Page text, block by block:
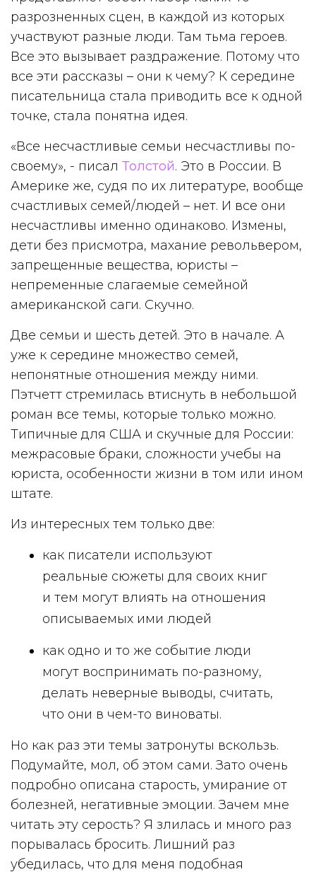
разрозненных сцен, в каждой из которых
участвуют разные люди. Там тьма героев.
Все это вызывает раздражение. Потому что
все эти рассказы – они к чему? К середине
писательница стала приводить все к одной
точке, стала понятна идея.
«Все несчастливые семьи несчастливы по-
своему», - писал Толстой. Это в России. В
Америке же, судя по их литературе, вообще
счастливых семей/людей – нет. И все они
несчастливы именно одинаково. Измены,
дети без присмотра, махание револьвером,
запрещенные вещества, юристы –
непременные слагаемые семейной
американской саги. Скучно.
Две семьи и шесть детей. Это в начале. А
уже к середине множество семей,
непонятные отношения между ними.
Пэтчетт стремилась втиснуть в небольшой
роман все темы, которые только можно.
Типичные для США и скучные для России:
межрасовые браки, сложности учебы на
юриста, особенности жизни в том или ином
штате.
Из интересных тем только две:
как писатели используют
реальные сюжеты для своих книг
и тем могут влиять на отношения
описываемых ими людей
как одно и то же событие люди
могут воспринимать по-разному,
делать неверные выводы, считать,
что они в чем-то виноваты.
Но как раз эти темы затронуты вскользь.
Подумайте, мол, об этом сами. Зато очень
подробно описана старость, умирание от
болезней, негативные эмоции. Зачем мне
читать эту серость? Я злилась и много раз
порывалась бросить. Лишний раз
убедилась, что для меня подобная